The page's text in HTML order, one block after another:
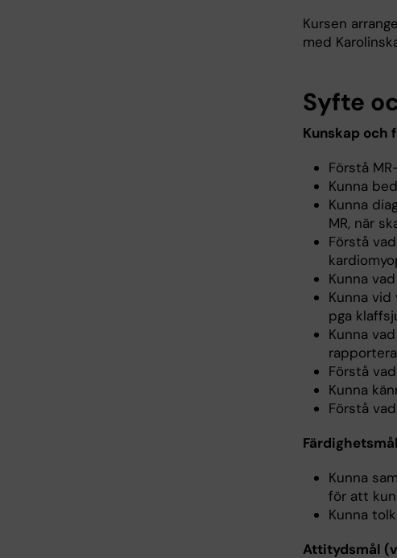
Kursen
med
Syfte
Kunskap och
Förstå
Kunna
Kunna
MR, när
Förstå
Kunna
Kunna
pga
Kunna
Förstå
Kunna
Förstå
Kunna
för att
Kunna
Attitydsmål